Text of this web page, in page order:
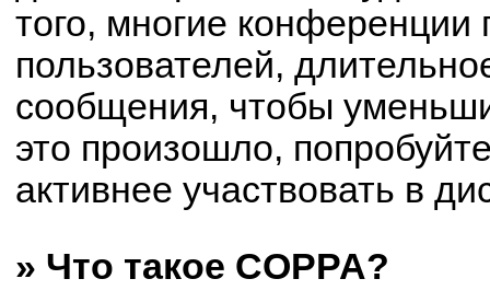
того, многие конференции
пользователей,
сообщения, чтобы
это произошло,
активнее участвовать в
» Что такое COPPA?